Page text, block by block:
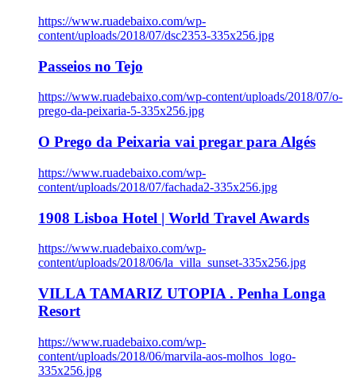
https://www.ruadebaixo.com/wp-
content/uploads/2018/07/dsc2353-335x256.jpg
Passeios no Tejo
https://www.ruadebaixo.com/wp-content/uploads/2018/07/o-
prego-da-peixaria-5-335x256.jpg
O Prego da Peixaria vai pregar para Algés
https://www.ruadebaixo.com/wp-
content/uploads/2018/07/fachada2-335x256.jpg
1908 Lisboa Hotel | World Travel Awards
https://www.ruadebaixo.com/wp-
content/uploads/2018/06/la_villa_sunset-335x256.jpg
VILLA TAMARIZ UTOPIA . Penha Longa
Resort
https://www.ruadebaixo.com/wp-
content/uploads/2018/06/marvila-aos-molhos_logo-
335x256.jpg